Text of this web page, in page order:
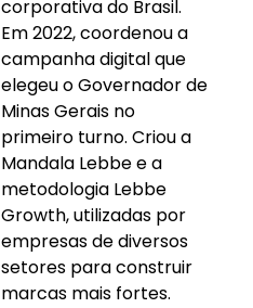
corporativa do Brasil.
Em 2022, coordenou a
campanha digital que
elegeu o Governador de
Minas Gerais no
primeiro turno. Criou a
Mandala Lebbe e a
metodologia Lebbe
Growth, utilizadas por
empresas de diversos
setores para construir
marcas mais fortes.